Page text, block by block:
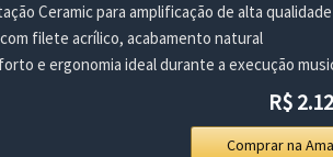
Ceramic para amplificação de alta qualidade
filete acrílico, acabamento natural
e ergonomia ideal durante a execução
R$
Comprar na